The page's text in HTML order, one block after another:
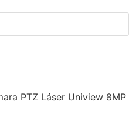
PTZ Láser Uniview 8MP